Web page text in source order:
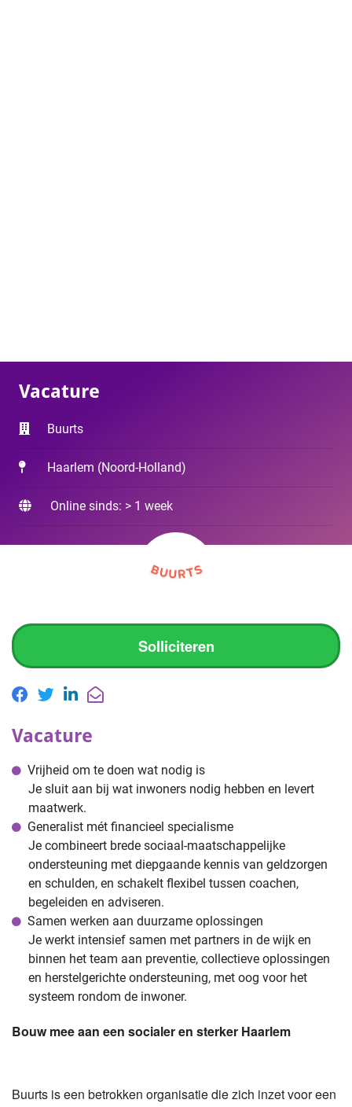
Vacature
Buurts
Haarlem (Noord-Holland)
Online sinds: > 1 week
Solliciteren
Vacature
Vrijheid om te doen wat nodig is
Je sluit aan bij wat inwoners nodig hebben en levert
maatwerk.
Generalist mét financieel specialisme
Je combineert brede sociaal-maatschappelijke
ondersteuning met diepgaande kennis van geldzorgen
en schulden, en schakelt flexibel tussen coachen,
begeleiden en adviseren.
Samen werken aan duurzame oplossingen
Je werkt intensief samen met partners in de wijk en
binnen het team aan preventie, collectieve oplossingen
en herstelgerichte ondersteuning, met oog voor het
systeem rondom de inwoner.
Bouw mee aan een socialer en sterker Haarlem
Buurts is een betrokken organisatie die zich inzet voor een